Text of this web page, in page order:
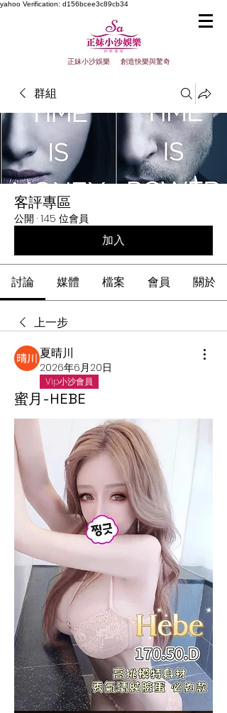
yahoo Verification: d156bcee3c89cb34
正妹小沙娛樂 創造快樂與驚奇
群組
客評專區
公開 · 145 位會員
加入
討論 媒體 檔案 會員 關於
上一步
夏晴川
2026年6月20日
Vip小沙會員
蜜月-HEBE